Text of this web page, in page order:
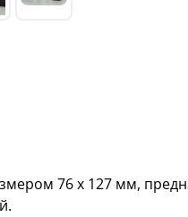
76 х 127 мм,